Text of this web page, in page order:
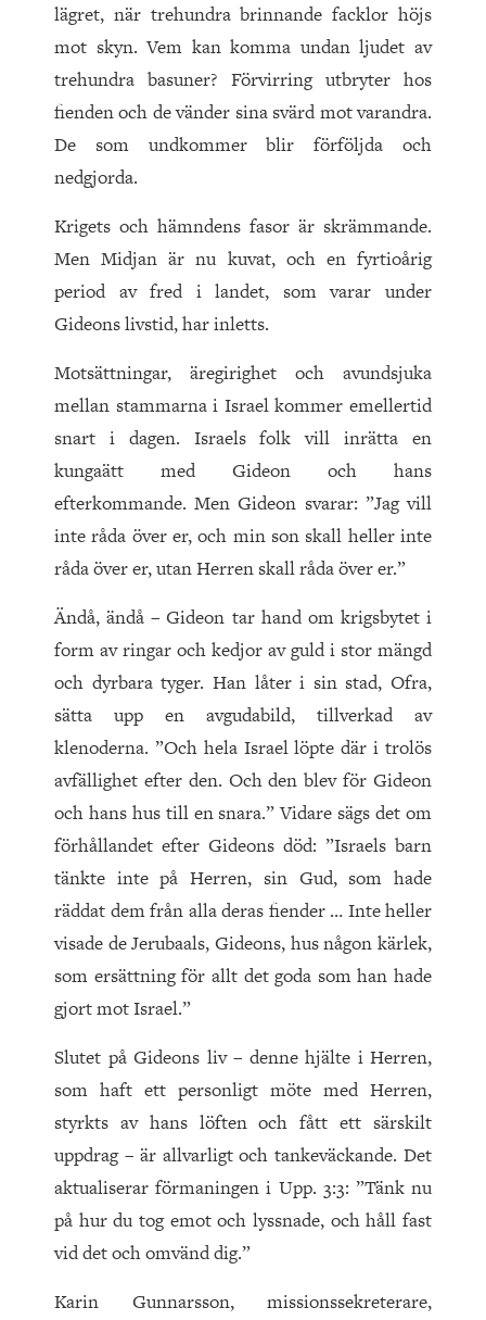
lägret, när trehundra brinnande facklor höjs
mot skyn. Vem kan komma undan ljudet av
trehundra basuner? Förvirring utbryter hos
fienden och de vänder sina svärd mot varandra.
De som undkommer blir förföljda och
nedgjorda.
Krigets och hämndens fasor är skrämmande.
Men Midjan är nu kuvat, och en fyrtioårig
period av fred i landet, som varar under
Gideons livstid, har inletts.
Motsättningar, äregirighet och avundsjuka
mellan stammarna i Israel kommer emellertid
snart i dagen. Israels folk vill inrätta en
kungaätt med Gideon och hans
efterkommande. Men Gideon svarar: ”Jag vill
inte råda över er, och min son skall heller inte
råda över er, utan Herren skall råda över er.”
Ändå, ändå – Gideon tar hand om krigsbytet i
form av ringar och kedjor av guld i stor mängd
och dyrbara tyger. Han låter i sin stad, Ofra,
sätta upp en avgudabild, tillverkad av
klenoderna. ”Och hela Israel löpte där i trolös
avfällighet efter den. Och den blev för Gideon
och hans hus till en snara.” Vidare sägs det om
förhållandet efter Gideons död: ”Israels barn
tänkte inte på Herren, sin Gud, som hade
räddat dem från alla deras fiender … Inte heller
visade de Jerubaals, Gideons, hus någon kärlek,
som ersättning för allt det goda som han hade
gjort mot Israel.”
Slutet på Gideons liv – denne hjälte i Herren,
som haft ett personligt möte med Herren,
styrkts av hans löften och fått ett särskilt
uppdrag – är allvarligt och tankeväckande. Det
aktualiserar förmaningen i Upp. 3:3: ”Tänk nu
på hur du tog emot och lyssnade, och håll fast
vid det och omvänd dig.”
Karin Gunnarsson, missionssekreterare,